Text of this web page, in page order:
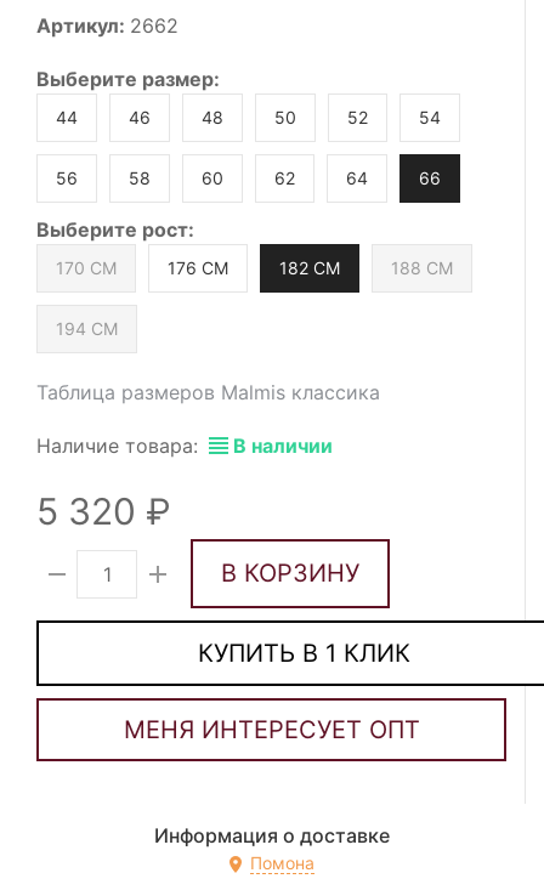
Артикул: 2662
Выберите размер:
44 46 48 50 52 54
56 58 60 62 64 66
Выберите рост:
170 СМ 176 СМ 182 СМ 188 СМ
194 СМ
Таблица размеров Malmis классика
Наличие товара: В наличии
5 320
В КОРЗИНУ
КУПИТЬ В 1 КЛИК
Информация о доставке
Помона